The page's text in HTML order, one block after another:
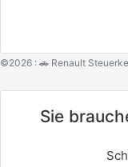
©2026 : 🚗 Renault
Sie